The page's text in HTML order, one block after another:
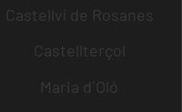
Castellví de Rosanes
Castellterçol
Maria d´Oló